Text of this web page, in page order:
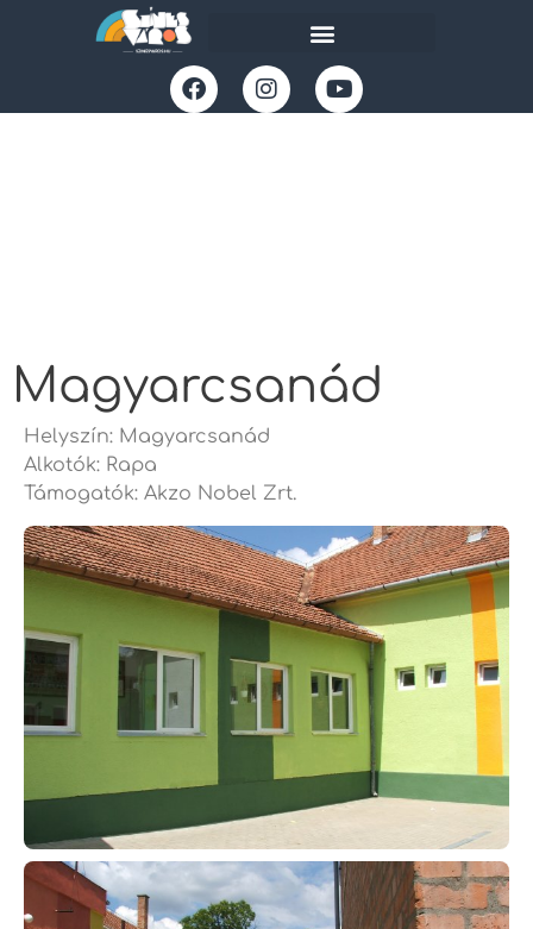
Magyarcsanád
Helyszín: Magyarcsanád
Alkotók: Rapa
Támogatók: Akzo Nobel Zrt.